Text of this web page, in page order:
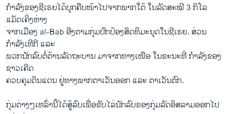
ກຳລັງ​ຂອງ​ຊີ​ເຣຍ​ໄດ້​ບຸກຄືບ​ໜ້າ​ໄປ​ຈາກ​ພາກ​ໃຕ້ ​ໃນ​ລັດສະ​ໝີ 3 ກິ​ໂລ​
ແມັດ​ເຄິ່ງຫ່າງ​
ຈາກ​ເມືອງ al-Bab ອີງ​ຕາມ​ກຸ່ມ​ປົກ​ປ້ອງ​ສິດທິ​ມະນຸດ​ໃນ​ຊີ​ເຣຍ. ສ່ວນ
ກຳລັງ​ເທີ​ກີ ​ແລະ
ພວກ​ນັກ​ລົບຕໍ່ຕ້ານລັດຖະບານ ມາ​ຈາກ​ທາງ​ເໜືອ ​ໃນ​ຂະນະ​ທີ່ ກຳລັງ​ຂອງ​
ຊາວເຄີ​ດ
ຄວບ​ຄຸມ​ດິນ​ແດນ ​ຢູ່​ທາງ​ພາກຕາ​ເວັນ​ອອກ ​ແລະ​ ຕາ​ເວັນ​ຕົກ.
ກຸ່ມ​ຕ່າງໆ​ເຫລົ່ານີ້​ໄດ້​ສູ້​ລົບ​ເພື່ອ​ຂັບ​ໄລ່​ນັກ​ລົບ​ຂອງ​ກຸ່ມ​ລັດ​ອິສລາມ​ອອກ​ໄປ ​